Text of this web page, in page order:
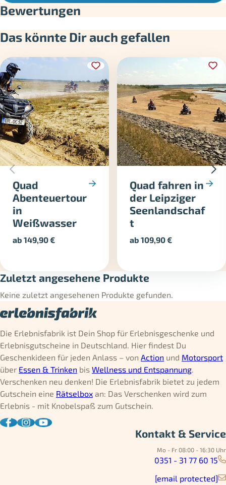
Bewertungen
Das könnte Dir auch gefallen
Quad
Abenteuertour
in
Weißwasser
ab149,90€
Quad fahren in
der Leipziger
Seenlandschaf
t
ab109,90€
Zuletzt angesehene Produkte
Keine zuletzt angesehenen Produkte gefunden.
Die Erlebnisfabrik ist Dein Shop für Erlebnisgeschenke und
Erlebnisgutscheine in Deutschland. Hier findest Du
Geschenkideen für jeden Anlass – von Action und Motorsport
über Essen & Trinken bis Wellness und Entspannung
Verschenken neu denken! Die Erlebnisfabrik bietet zu jedem
Gutschein eine Rätselbox an: Das Verschenken wird zum
Erlebnis - mit Knobelspaß zum Gutschein.
Kontakt & Service
Mo - Fr 08:00 - 16:30 Uhr
0351 - 31 77 60 15
[email protected]